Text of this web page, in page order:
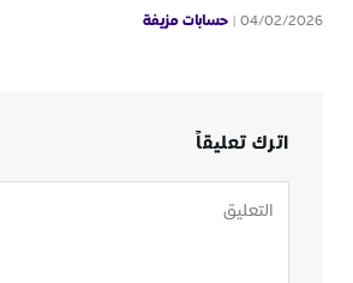
04/02/2026 حسابات مزيفة
اترك تعليقاً